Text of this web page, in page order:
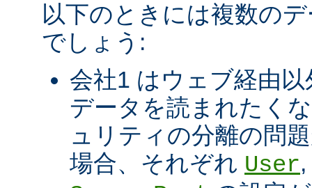
以下のときには複数の
でしょう:
会社1 はウェブ経由
データを読まれたく
ュリティの分離の問
場合、それぞれ User,